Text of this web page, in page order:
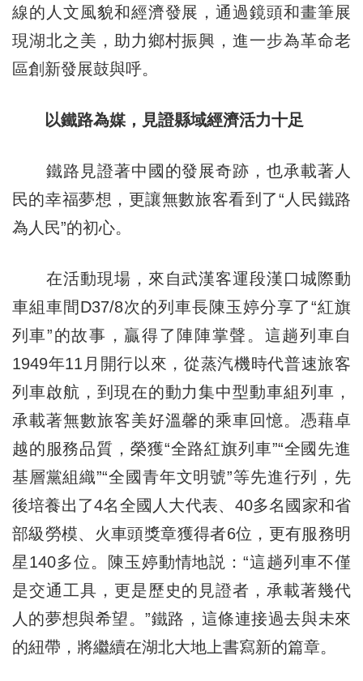
線的人文風貌和經濟發展，通過鏡頭和畫筆展
現湖北之美，助力鄉村振興，進一步為革命老
區創新發展鼓與呼。
以鐵路為媒，見證縣域經濟活力十足
鐵路見證著中國的發展奇跡，也承載著人
民的幸福夢想，更讓無數旅客看到了“人民鐵路
為人民”的初心。
在活動現場，來自武漢客運段漢口城際動
車組車間D37/8次的列車長陳玉婷分享了“紅旗
列車”的故事，贏得了陣陣掌聲。這趟列車自
1949年11月開行以來，從蒸汽機時代普速旅客
列車啟航，到現在的動力集中型動車組列車，
承載著無數旅客美好溫馨的乘車回憶。憑藉卓
越的服務品質，榮獲“全路紅旗列車”“全國先進
基層黨組織”“全國青年文明號”等先進行列，先
後培養出了4名全國人大代表、40多名國家和省
部級勞模、火車頭獎章獲得者6位，更有服務明
星140多位。陳玉婷動情地説：“這趟列車不僅
是交通工具，更是歷史的見證者，承載著幾代
人的夢想與希望。”鐵路，這條連接過去與未來
的紐帶，將繼續在湖北大地上書寫新的篇章。